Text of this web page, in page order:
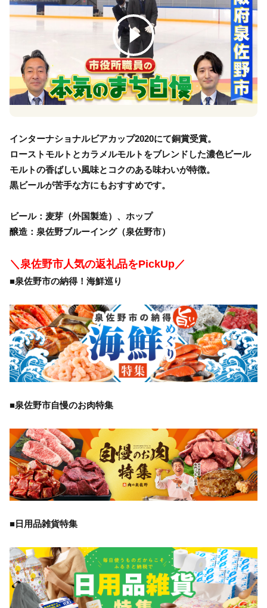
インターナショナルビアカップ2020にて銅賞受賞。
ローストモルトとカラメルモルトをブレンドした濃色ビール
モルトの香ばしい風味とコクのある味わいが特徴。
黒ビールが苦手な方にもおすすめです。
ビール：麦芽（外国製造）、ホップ
醸造：泉佐野ブルーイング（泉佐野市）
＼泉佐野市人気の返礼品をPickUp／
■泉佐野市の納得！海鮮巡り
■泉佐野市自慢のお肉特集
■日用品雑貨特集